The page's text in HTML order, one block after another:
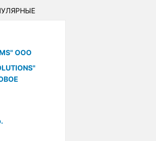
ООО